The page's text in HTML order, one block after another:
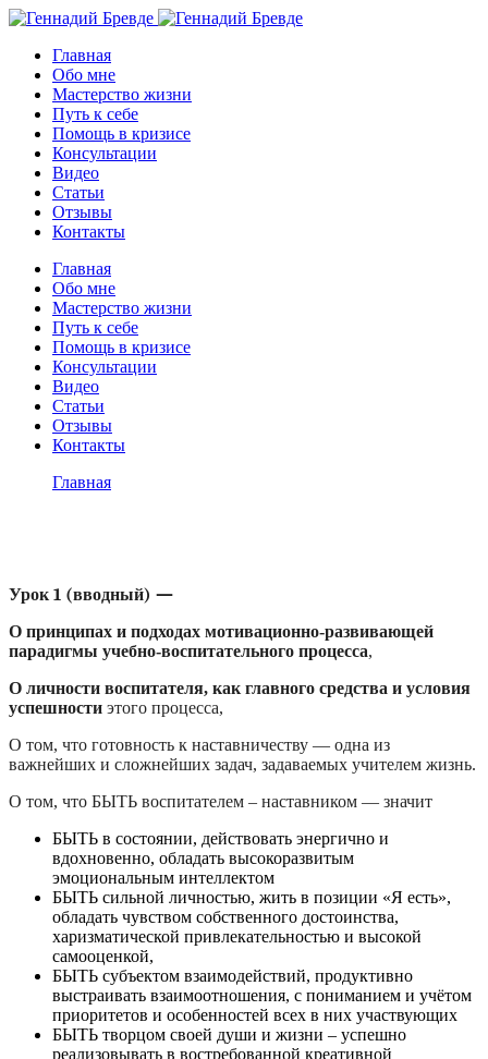
Главная
Обо мне
Мастерство жизни
Путь к себе
Помощь в кризисе
Консультации
Видео
Статьи
Отзывы
Контакты
Главная
Обо мне
Мастерство жизни
Путь к себе
Помощь в кризисе
Консультации
Видео
Статьи
Отзывы
Контакты
Главная
Урок 1 (вводный) —
О принципах и подходах мотивационно-развивающей
парадигмы учебно-воспитательного процесса,
О личности воспитателя, как главного средства и условия
успешности этого процесса,
О том, что готовность к наставничеству — одна из
важнейших и сложнейших задач, задаваемых учителем жизнь.
О том, что БЫТЬ воспитателем – наставником — значит
БЫТЬ в состоянии, действовать энергично и
вдохновенно, обладать высокоразвитым
эмоциональным интеллектом
БЫТЬ сильной личностью, жить в позиции «Я есть»,
обладать чувством собственного достоинства,
харизматической привлекательностью и высокой
самооценкой,
БЫТЬ субъектом взаимодействий, продуктивно
выстраивать взаимоотношения, с пониманием и учётом
приоритетов и особенностей всех в них участвующих
БЫТЬ творцом своей души и жизни – успешно
реализовывать в востребованной креативной